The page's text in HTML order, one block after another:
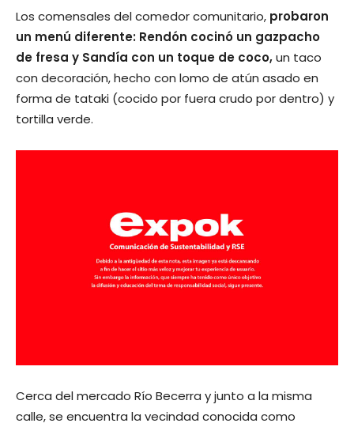
Los comensales del comedor comunitario, probaron
un menú diferente: Rendón cocinó un gazpacho
de fresa y Sandía con un toque de coco,un taco
con decoración, hecho con lomo de atún asado en
forma de tataki (cocido por fuera crudo por dentro) y
tortilla verde.
Cerca del mercado Río Becerra y junto a la misma
calle, se encuentra la vecindad conocida como